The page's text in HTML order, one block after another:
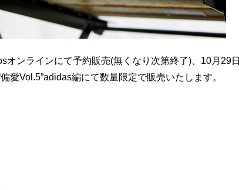
オンラインにて予約販売(無くなり次第終了)、10⽉29⽇
愛Vol.5”adidas編にて数量限定で販売いたします。